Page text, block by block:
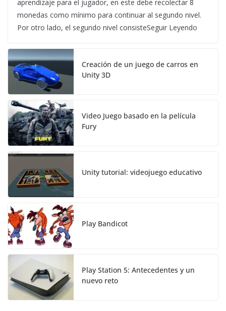
aprendizaje para el jugador, en este debe recolectar 8
monedas como mínimo para continuar al segundo nivel.
Por otro lado, el segundo nivel consisteSeguir Leyendo
Creación de un juego de carros en
Unity 3D
Video Juego basado en la película
Fury
Unity tutorial: videojuego educativo
Play Bandicot
Play Station 5: Antecedentes y un
nuevo reto